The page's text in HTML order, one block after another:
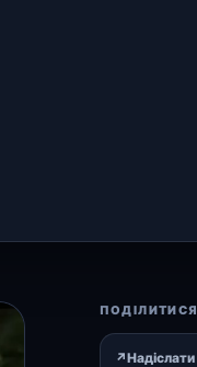
ПОДІЛИТИСЯ
↗Надіслати